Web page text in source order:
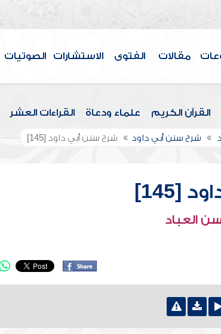
مقالات الفتوى الاستشارات الصوتيات
القرآن الكريم علماء ودعاة القراءات العشر
شرح سنن أبي داود شرح سنن أبي داود [145]
[145]
العباد